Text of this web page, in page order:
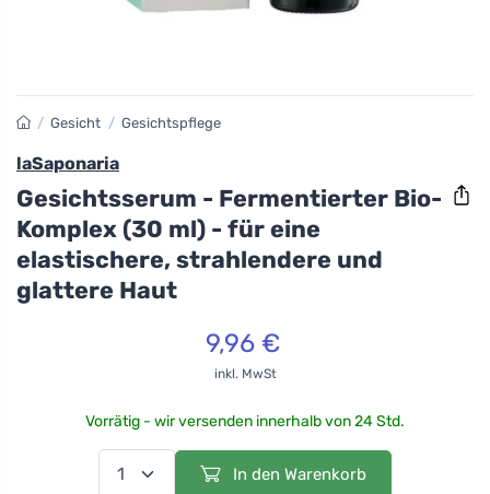
/ Gesicht / Gesichtspflege
laSaponaria
Gesichtsserum - Fermentierter Bio-
Komplex (30 ml) - für eine
elastischere, strahlendere und
glattere Haut
9,96 €
inkl. MwSt
Vorrätig - wir versenden innerhalb von 24 Std.
In den Warenkorb